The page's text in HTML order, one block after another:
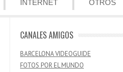
INTERNET OTROS
CANALES AMIGOS
BARCELONA VIDEOGUIDE
FOTOS POR EL MUNDO